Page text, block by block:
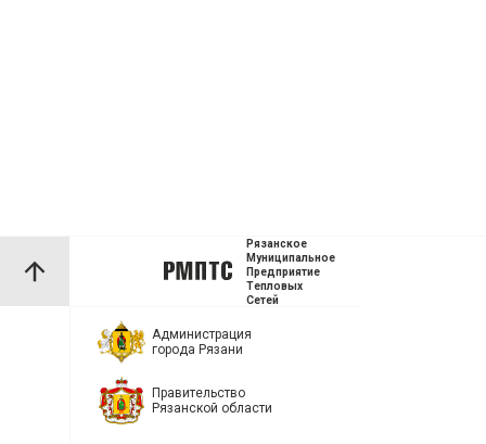
Рязанское
Муниципальное
Предприятие
Тепловых
Сетей
Администрация
города Рязани
Правительство
Рязанской области